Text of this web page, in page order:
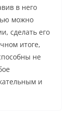
в него
можно
сделать его
итоге,
не
и